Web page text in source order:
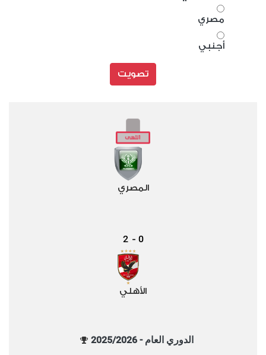
مصري
أجنبي
تصويت
المصري
0
-
2
الأهلي
الدوري العام - 2025/2026